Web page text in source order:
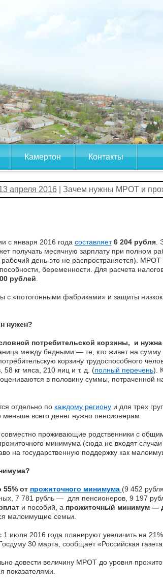
Камертон Контакты
апреля 2016| Зачем нужны МРОТ и
с января 2016 года составляет 6 204 рубля.
получать месячную зарплату при полном
день это не распространяется). МРОТ
беременности. Для расчета
рублей.
с «потогонными фабриками» и защиты
нужен?
потребительской корзины, и нужна
между бедными — те, кто живет на
корзину трудоспособного
58 кг мяса, 210 яиц и т. д. (полный перечень).
в половину суммы, потраченной
отдельно по каждому регионуи для трех
меньше всего денег нужно пенсионерам.
проживающие родственники с
минимума (сюда не входят случаи
на государственную поддержку как
55% от прожиточного минимума (9 452
7 781 рубль — для пенсионеров, 9 197
и пособий, а прожиточный минимум —
малоимущие семьи.
июля 2016 года планируют увеличить на
30 марта, сообщает «Российская
довести величину МРОТ до уровня
показателями.